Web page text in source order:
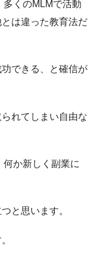
くのMLMで活動
は違った教育法だ
できる、と確信が
れてしまい自由な
か新しく副業に
と思います。